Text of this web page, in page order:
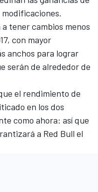
a tener cambios menos
con mayor
anchos para lograr
serán de alrededor de
el rendimiento de
en los dos
como ahora: así que
a Red Bull el